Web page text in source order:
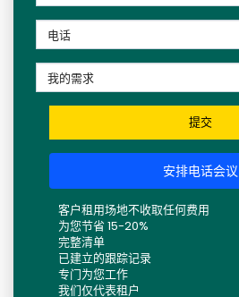
提交
安排电话会议
客户租用场地不收取任何费用
为您节省 15-20%
完整清单
已建立的跟踪记录
专门为您工作
我们仅代表租户